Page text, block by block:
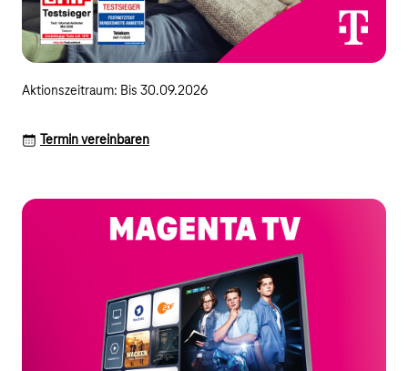
Aktionszeitraum: Bis 30.09.2026
Termin vereinbaren